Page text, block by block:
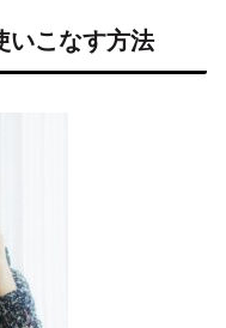
いこなす方法